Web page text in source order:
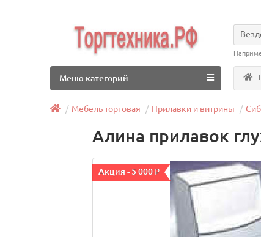
Меню категорий
Мебель торговая Прилавки и витрины
Алина прилавок
Акция - 5 000 ₽